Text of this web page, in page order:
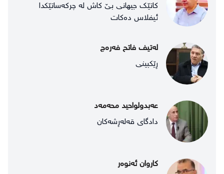
کاتێک جیهانی بێ کاش لە چرکەساتێکدا
ئیفلاس دەکات
لەتیف فاتح فەرەج
ڕێكبینی
عەبدولواحید محەمەد
دادگای قەلەڕشەکان
کاروان ئەنوەر